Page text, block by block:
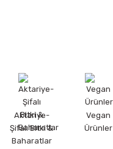
Aktariye-
Şifalı Bitki &
Baharatlar
Vegan
Ürünler